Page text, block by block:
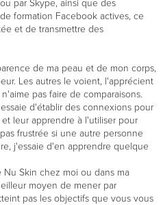
par Skype, ainsi que des
formation Facebook actives, ce
et de transmettre des
de ma peau et de mon corps,
Les autres le voient, l'apprécient
pas faire de comparaisons.
d'établir des connexions pour
leur apprendre à l'utiliser pour
frustrée si une autre personne
j'essaie d'en apprendre quelque
Skin chez moi ou dans ma
moyen de mener par
pas les objectifs que vous vous